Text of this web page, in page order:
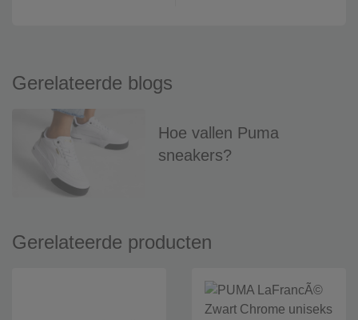
Gerelateerde blogs
Hoe vallen Puma
sneakers?
Gerelateerde producten